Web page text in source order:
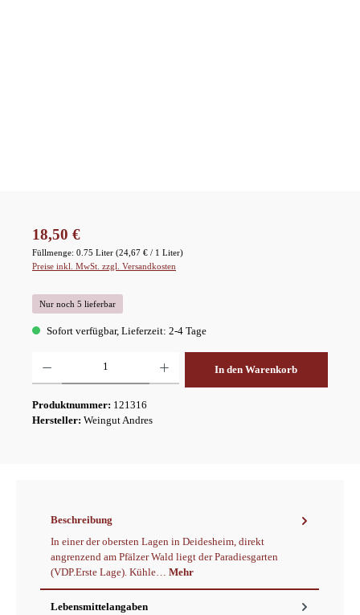
Regulärer Preis:
18,50 €
Füllmenge: 0.75 Liter (24,67 € / 1 Liter)
Preise inkl. MwSt. zzgl. Versandkosten
Nur noch 5 lieferbar
Sofort verfügbar, Lieferzeit: 2-4 Tage
In den Warenkorb
Produktnummer: 121316
Hersteller: Weingut Andres
Beschreibung
In einer der obersten Lagen in Deidesheim, direkt
angrenzend am Pfälzer Wald liegt der Paradiesgarten
(VDP.Erste Lage). Kühle… Mehr
Lebensmittelangaben